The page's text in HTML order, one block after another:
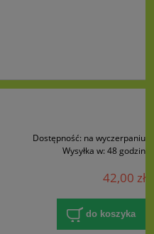
Dostępność: na wyczerpaniu
Wysyłka w: 48 godzin
42,00 zł
do koszyka